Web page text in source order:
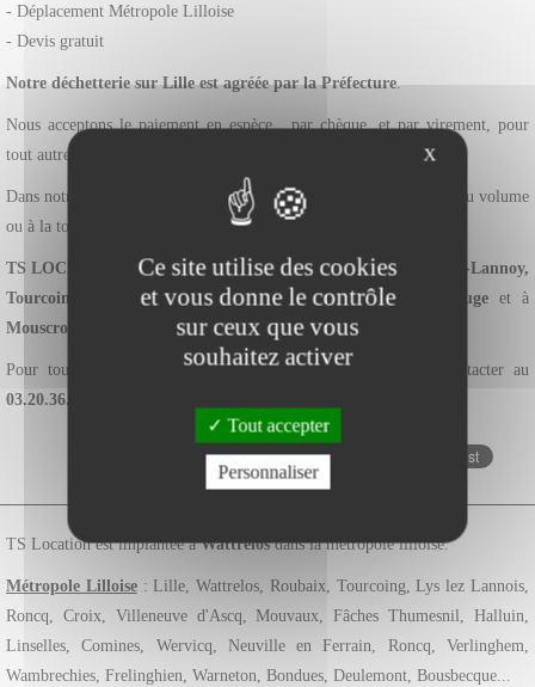
- Déplacement Métropole Lilloise
- Devis gratuit
Notre déchetterie sur Lille est agréée par la Préfecture.
Nous acceptons le paiement en espèce, par chèque, et par virement, pour
tout autre modalité de paiement nous consulter.
Dans notre déchetterie sur Lillevous avez la possibilité de payer au volume
ou à la tonne.
TS LOCATION intervient dans leNord àLille, Roubaix, Lys-lez-Lannoy,
Tourcoing, Villeneuve d'ascq, Carvin, Valenciennes, Maubeuge et à
Mouscron, Pecq et Dottigniesdans leHainaut (Belgique).
Pour toutes demandes dedevis gratuitvous pouvez nous contacter au
03.20.36.08.13
Zone d'intervention - TS Location
TS Location est implantée àWattrelosdans la métropole lilloise.
Métropole Lilloise: Lille, Wattrelos, Roubaix, Tourcoing, Lys lez Lannois,
Roncq, Croix, Villeneuve d'Ascq, Mouvaux, Fâches Thumesnil, Halluin,
Linselles, Comines, Wervicq, Neuville en Ferrain, Roncq, Verlinghem,
Wambrechies, Frelinghien, Warneton, Bondues, Deulemont, Bousbecque...
X
Ce site utilise des cookies
et vous donne le contrôle
sur ceux que vous
souhaitez activer
Tout accepter
Personnaliser